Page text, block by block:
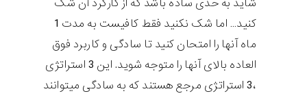
کنید… اما شک نکنید فقط کافیست به مدت 1
ماه آنها را امتحان کنید تا سادگی و کاربرد فوق
العاده بالای آنها را متوجه شوید. این 3 استراتژی
،3 استراتژی مرجع هستند که به سادگی میتوانند